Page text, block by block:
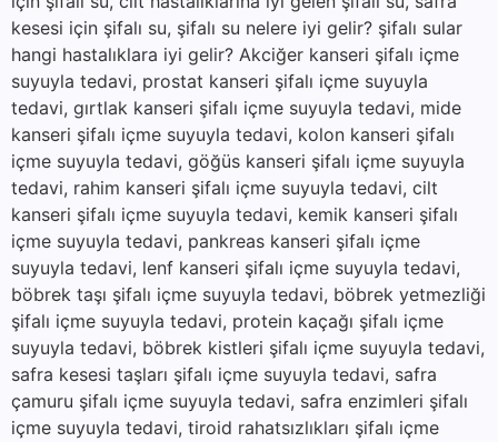
kesesi için şifalı su, şifalı su nelere iyi gelir? şifalı sular
hangi hastalıklara iyi gelir? Akciğer kanseri şifalı içme
suyuyla tedavi, prostat kanseri şifalı içme suyuyla
tedavi, gırtlak kanseri şifalı içme suyuyla tedavi, mide
kanseri şifalı içme suyuyla tedavi, kolon kanseri şifalı
içme suyuyla tedavi, göğüs kanseri şifalı içme suyuyla
tedavi, rahim kanseri şifalı içme suyuyla tedavi, cilt
kanseri şifalı içme suyuyla tedavi, kemik kanseri şifalı
içme suyuyla tedavi, pankreas kanseri şifalı içme
suyuyla tedavi, lenf kanseri şifalı içme suyuyla tedavi,
böbrek taşı şifalı içme suyuyla tedavi, böbrek yetmezliği
şifalı içme suyuyla tedavi, protein kaçağı şifalı içme
suyuyla tedavi, böbrek kistleri şifalı içme suyuyla tedavi,
safra kesesi taşları şifalı içme suyuyla tedavi, safra
çamuru şifalı içme suyuyla tedavi, safra enzimleri şifalı
içme suyuyla tedavi, tiroid rahatsızlıkları şifalı içme